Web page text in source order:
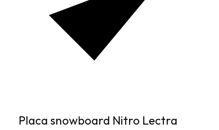
Placa snowboard Nitro Lectra